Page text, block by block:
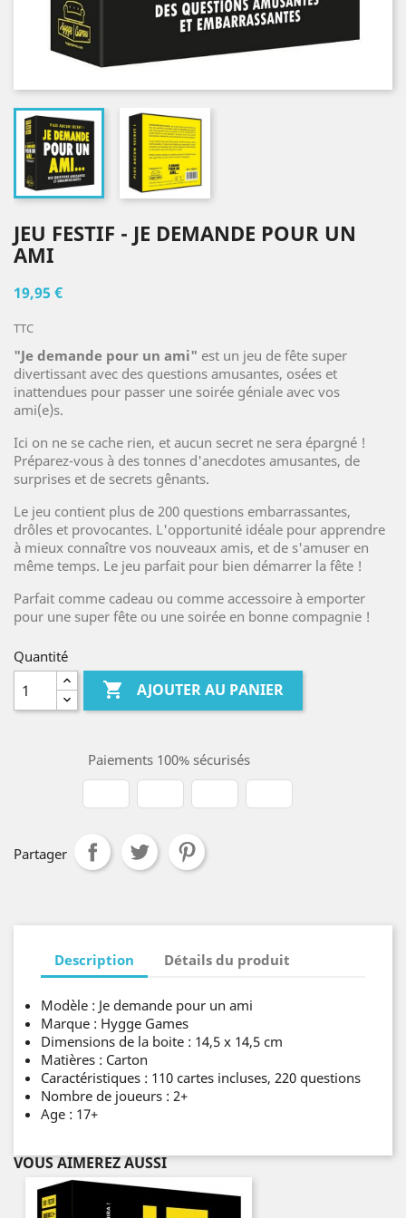
JEU FESTIF - JE DEMANDE POUR UN
AMI
19,95 €
TTC
"Je demande pour un ami" est un jeu de fête super
divertissant avec des questions amusantes, osées et
inattendues pour passer une soirée géniale avec vos
ami(e)s.
Ici on ne se cache rien, et aucun secret ne sera épargné !
Préparez-vous à des tonnes d'anecdotes amusantes, de
surprises et de secrets gênants.
Le jeu contient plus de 200 questions embarrassantes,
drôles et provocantes. L'opportunité idéale pour apprendre
à mieux connaître vos nouveaux amis, et de s'amuser en
même temps. Le jeu parfait pour bien démarrer la fête !
Parfait comme cadeau ou comme accessoire à emporter
pour une super fête ou une soirée en bonne compagnie !
Quantité
 AJOUTER AU PANIER
Paiements 100% sécurisés
Partager
Description Détails du produit
Modèle : Je demande pour un ami
Marque : Hygge Games
Dimensions de la boite : 14,5 x 14,5 cm
Matières : Carton
Caractéristiques : 110 cartes incluses, 220 questions
Nombre de joueurs : 2+
Age : 17+
VOUS AIMEREZ AUSSI